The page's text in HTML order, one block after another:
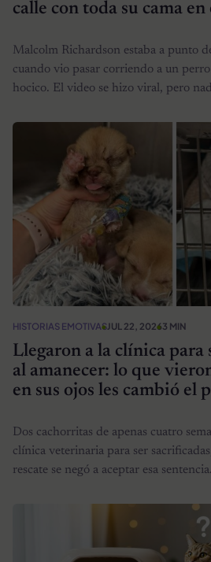
calle con toda su cama en
Malcolm Richardson estaba a punto
cuando vio pasar corriendo a un perro
hocico. El video se hizo viral, pero
HISTORIAS EMOTIVASJUL 22, 20263 MIN
Llegaron a la clínica para
al amanecer: lo que
en sus ojos les cambió el
Dos cachorritas de apenas cuatro
clínica veterinaria para ser
rescate se negó a aceptar esa sentencia.